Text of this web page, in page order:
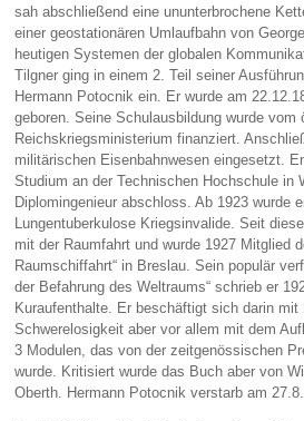
sah abschließend eine ununterbrochene
einer geostationären Umlaufbahn von
heutigen Systemen der globalen
Tilgner ging in einem 2. Teil seiner
Hermann Potocnik ein. Er wurde am
geboren. Seine Schulausbildung wurde vom
Reichskriegsministerium finanziert.
militärischen Eisenbahnwesen eingesetzt.
Studium an der Technischen Hochschule in
Diplomingenieur abschloss. Ab 1923 wurde
Lungentuberkulose Kriegsinvalide. Seit
mit der Raumfahrt und wurde 1927 Mitglied
Raumschiffahrt“ in Breslau. Sein populär
der Befahrung des Weltraums“ schrieb er
Kuraufenthalte. Er beschäftigt sich darin mit
Schwerelosigkeit aber vor allem mit dem
3 Modulen, das von der zeitgenössischen
wurde. Kritisiert wurde das Buch aber von
Oberth. Hermann Potocnik verstarb am